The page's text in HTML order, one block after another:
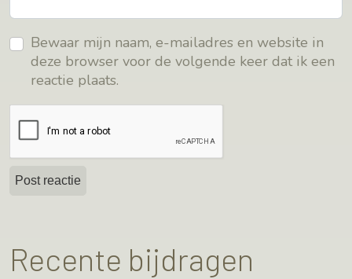
Bewaar mijn naam, e-mailadres en website in
deze browser voor de volgende keer dat ik een
reactie plaats.
Recente bijdragen